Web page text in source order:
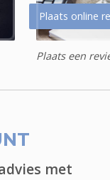
Plaats online
Plaats een
met